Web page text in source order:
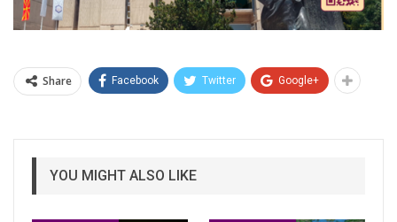
Share Facebook Twitter Google+
YOU MIGHT ALSO LIKE